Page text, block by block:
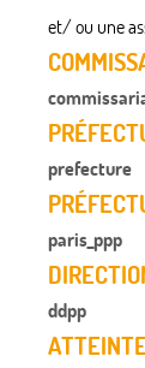
et/ ou une
prefecture
paris_ppp
ddpp